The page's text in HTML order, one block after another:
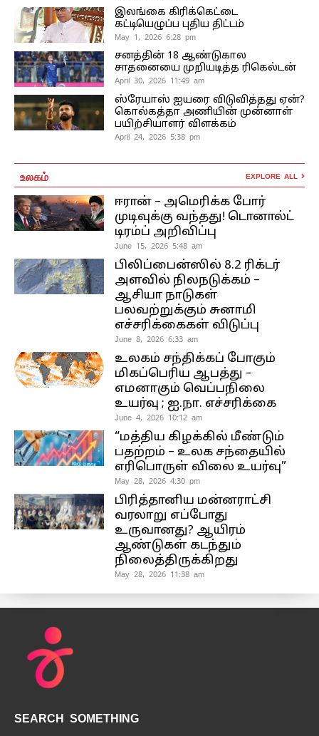
இலங்கை கிரிக்கெட்டை
கட்டியெழுப்ப புதிய திட்டம்
May 1, 2026 6:28 pm
சனத்தின் 18 ஆண்டுகால
சாதனையை முறியடித்த ரிகெல்டன்
April 30, 2026 11:49 am
ஸ்ரேயாஸ் ஐயரை விடுவித்தது ஏன்?
கொல்கத்தா அணியின் முன்னாள்
பயிற்சியாளர் விளக்கம்
April 24, 2026 5:38 pm
உலகம் EXPLORE ALL
ஈரான் – அமெரிக்க போர்
முடிவுக்கு வந்தது! டொனால்ட்
டிரம்ப் அறிவிப்பு
June 15, 2026 5:48 am
பிலிப்பைன்ஸில் 8.2 ரிக்டர்
அளவில் நிலநடுக்கம் –
ஆசியா நாடுகள்
பலவற்றுக்கும் சுனாமி
எச்சரிக்கைகள் விடுப்பு
June 8, 2026 6:33 am
உலகம் சந்திக்கப் போகும்
மிகப்பெரிய ஆபத்து –
எமனாகும் வெப்பநிலை
உயர்வு ; ஐ.நா. எச்சரிக்கை
June 4, 2026 10:12 am
“மத்திய கிழக்கில் மீண்டும்
பதற்றம் – உலக சந்தையில்
எரிபொருள் விலை உயர்வு”
May 28, 2026 4:30 pm
பிரித்தானிய மன்னராட்சி
வரலாறு எப்போது
உருவானது? ஆயிரம்
ஆண்டுகள் கடந்தும்
நிலைத்திருக்கிறது
May 28, 2026 11:38 am
SEARCH SOMETHING